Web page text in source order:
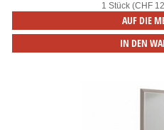
1 Stück (CHF
AUF DIE
IN DEN